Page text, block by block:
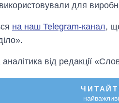
для
на наш Telegram-канал,
аналітика від редакції